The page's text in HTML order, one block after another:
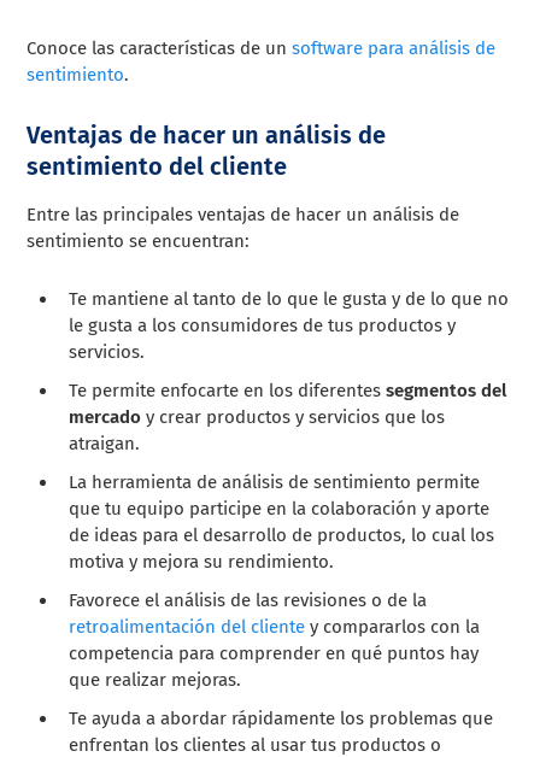
Conoce las características de unsoftware para análisis de
sentimiento.
Ventajas de hacer un análisis de
sentimiento del cliente
Entre las principales ventajas de hacer un análisis de
sentimiento se encuentran:
Te mantiene al tanto de lo que le gusta y de lo que no
le gusta a los consumidores de tus productos y
servicios.
Te permite enfocarte en los diferentessegmentos del
mercado y crear productos y servicios que los
atraigan.
La herramienta de análisis de sentimiento permite
que tu equipo participe en la colaboración y aporte
de ideas para el desarrollo de productos, lo cual los
motiva y mejora su rendimiento.
Favorece el análisis de las revisiones o de la
retroalimentación del cliente y compararlos con la
competencia para comprender en qué puntos hay
que realizar mejoras.
Te ayuda a abordar rápidamente los problemas que
enfrentan los clientes al usar tus productos o